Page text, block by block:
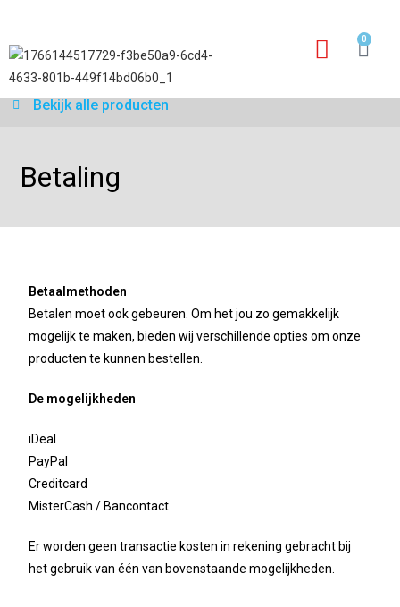
0
Bekijk alle producten
Betaling
Betaalmethoden
Betalen moet ook gebeuren. Om het jou zo gemakkelijk
mogelijk te maken, bieden wij verschillende opties om onze
producten te kunnen bestellen.
De mogelijkheden
iDeal
PayPal
Creditcard
MisterCash / Bancontact
Er worden geen transactie kosten in rekening gebracht bij
het gebruik van één van bovenstaande mogelijkheden.